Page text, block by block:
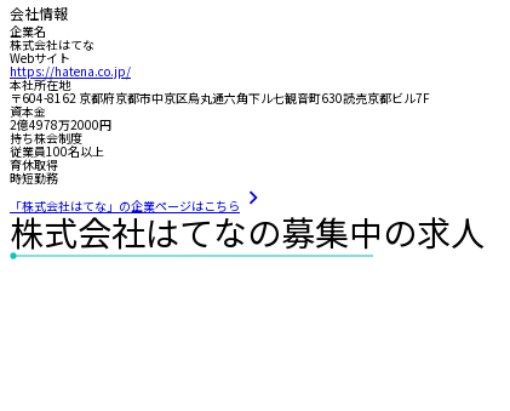
会社情報
企業名
株式会社はてな
Webサイト
https://hatena.co.jp/
本社所在地
〒604-8162 京都府京都市中京区烏丸通六角下ル七観音町630読売京都ビル7F
資本金
2億4978万2000円
持ち株会制度
従業員100名以上
育休取得
時短勤務
「株式会社はてな」の企業ページはこちら
株式会社はてなの募集中の求人